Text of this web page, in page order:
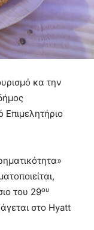
κα την
Επιμελητήριο
του 29ου
στο Hyatt